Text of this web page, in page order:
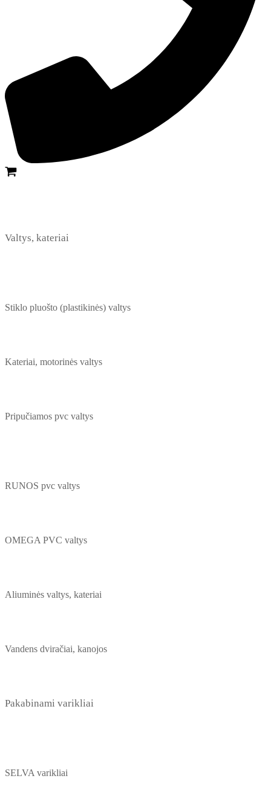
Valtys, kateriai
Stiklo pluošto (plastikinės) valtys
Kateriai, motorinės valtys
Pripučiamos pvc valtys
RUNOS pvc valtys
OMEGA PVC valtys
Aliuminės valtys, kateriai
Vandens dviračiai, kanojos
Pakabinami varikliai
SELVA varikliai